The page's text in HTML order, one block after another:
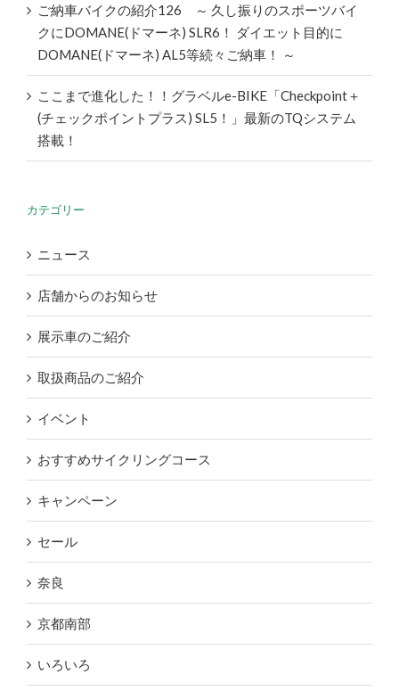
ご納車バイクの紹介126 ～ 久し振りのスポーツバイ
クにDOMANE(ドマーネ) SLR6！ ダイエット目的に
DOMANE(ドマーネ) AL5等続々ご納車！ ～
ここまで進化した！！グラベルe-BIKE「Checkpoint＋
(チェックポイントプラス) SL5！」最新のTQシステム
搭載！
カテゴリー
ニュース
店舗からのお知らせ
展示車のご紹介
取扱商品のご紹介
イベント
おすすめサイクリングコース
キャンペーン
セール
奈良
京都南部
いろいろ